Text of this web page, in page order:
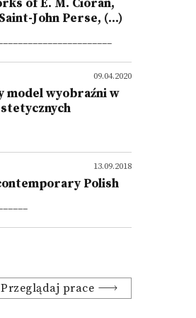
of E. M. Cioran,
John Perse, (...)
09.04.2020
model wyobraźni w
13.09.2018
Polish
Przeglądaj prace